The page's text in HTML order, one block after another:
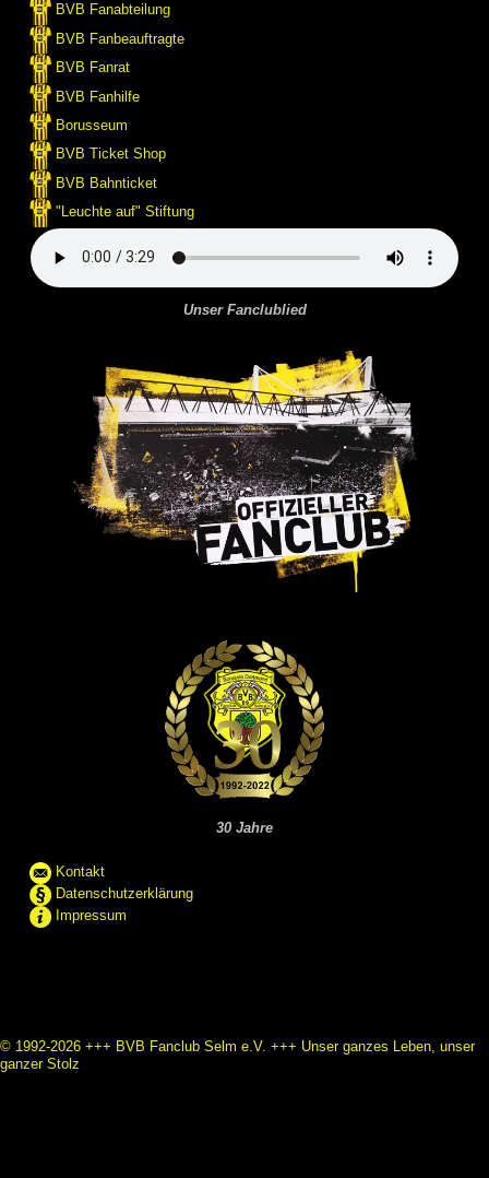
BVB Fanabteilung
BVB Fanbeauftragte
BVB Fanrat
BVB Fanhilfe
Borusseum
BVB Ticket Shop
BVB Bahnticket
"Leuchte auf" Stiftung
Unser Fanclublied
30 Jahre
Kontakt
Datenschutzerklärung
Impressum
© 1992-2026 +++ BVB Fanclub Selm e.V. +++ Unser ganzes Leben, unser
ganzer Stolz